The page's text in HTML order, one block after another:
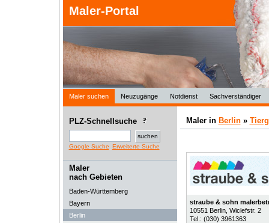
Maler-Portal
Maler suchen Neuzugänge Notdienst Sachverständiger
PLZ-Schnellsuche
Google Suche Erweiterte Suche
Maler
nach Gebieten
Baden-Württemberg
Bayern
Berlin
Maler in Berlin»
straube & sohn
10551 Berlin, Wiclefstr. 2
Tel.: (030) 3961363